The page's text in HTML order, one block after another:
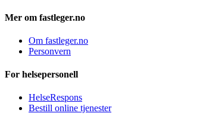
Mer om fastleger.no
Om fastleger.no
Personvern
For helsepersonell
HelseRespons
Bestill online tjenester